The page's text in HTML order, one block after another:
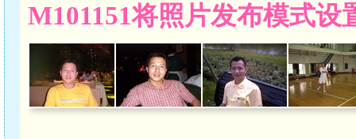
M101151将照片发布模式